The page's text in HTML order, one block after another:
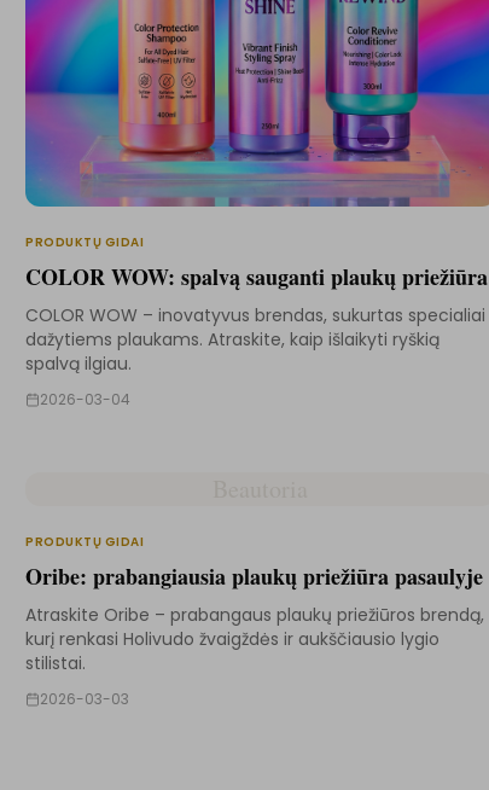
PRODUKTŲ GIDAI
COLOR WOW: spalvą sauganti plaukų priežiūra
COLOR WOW – inovatyvus brendas, sukurtas specialiai
dažytiems plaukams. Atraskite, kaip išlaikyti ryškią
spalvą ilgiau.
2026-03-04
PRODUKTŲ GIDAI
Oribe: prabangiausia plaukų priežiūra pasaulyje
Atraskite Oribe – prabangaus plaukų priežiūros brendą,
kurį renkasi Holivudo žvaigždės ir aukščiausio lygio
stilistai.
2026-03-03